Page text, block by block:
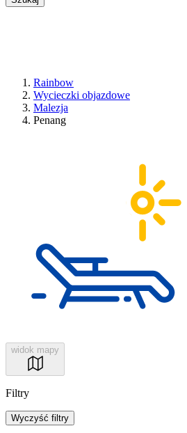
Rainbow
Wycieczki objazdowe
Malezja
Penang
widok mapy
Filtry
Wyczyść filtry